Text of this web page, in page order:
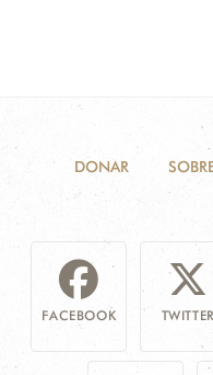
DONAR
FACEBOOK TWITTER